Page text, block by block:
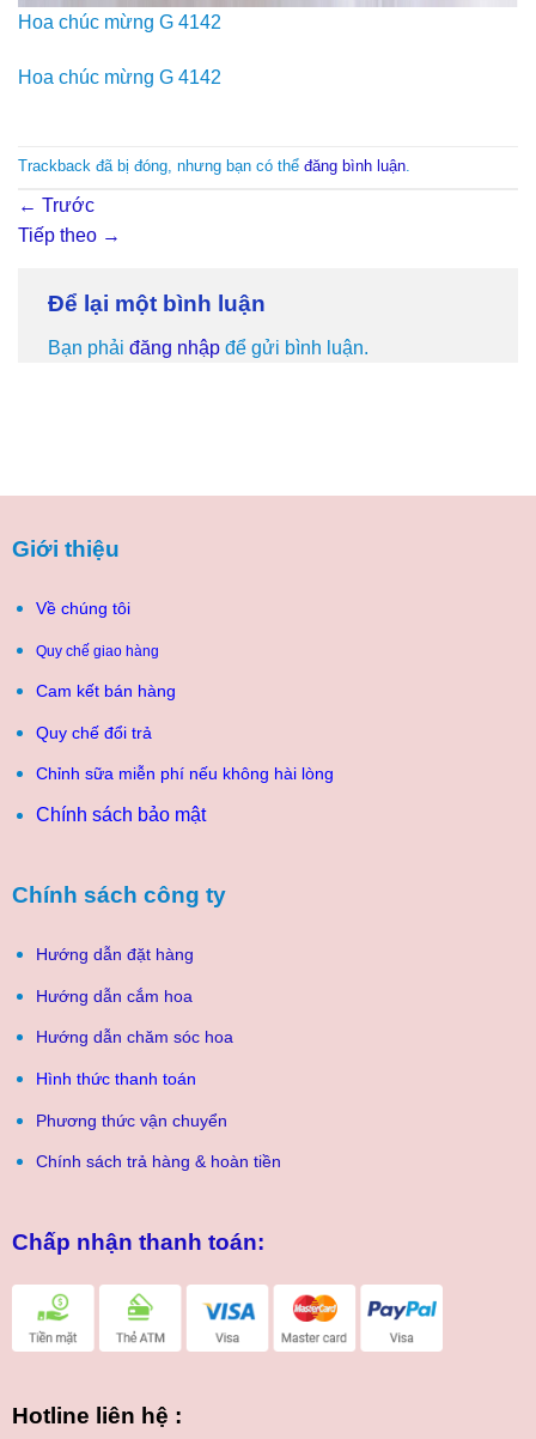
Hoa chúc mừng G 4142
Hoa chúc mừng G 4142
Trackback đã bị đóng, nhưng bạn có thể đăng bình luận.
← Trước
Tiếp theo →
Để lại một bình luận
Bạn phải đăng nhập để gửi bình luận.
Giới thiệu
Về chúng tôi
Quy chế giao hàng
Cam kết bán hàng
Quy chế đổi trả
Chỉnh sữa miễn phí nếu không hài lòng
Chính sách bảo mật
Chính sách công ty
Hướng dẫn đặt hàng
Hướng dẫn cắm hoa
Hướng dẫn chăm sóc hoa
Hình thức thanh toán
Phương thức vận chuyển
Chính sách trả hàng & hoàn tiền
Chấp nhận thanh toán:
Hotline liên hệ :